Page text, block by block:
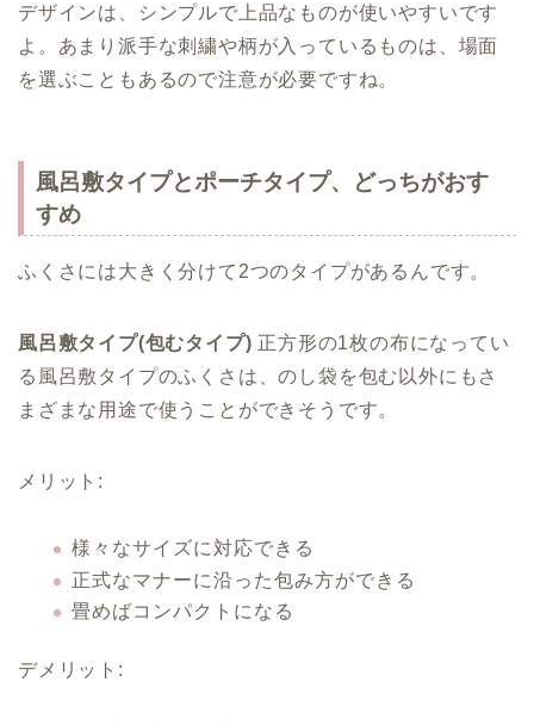
デザインは、シンプルで上品なものが使いやすいです
よ。あまり派手な刺繍や柄が入っているものは、場面
を選ぶこともあるので注意が必要ですね。
風呂敷タイプとポーチタイプ、どっちがおす
すめ
ふくさには大きく分けて2つのタイプがあるんです。
風呂敷タイプ(包むタイプ) 正方形の1枚の布になってい
る風呂敷タイプのふくさは、のし袋を包む以外にもさ
まざまな用途で使うことができそうです。
メリット:
様々なサイズに対応できる
正式なマナーに沿った包み方ができる
畳めばコンパクトになる
デメリット: